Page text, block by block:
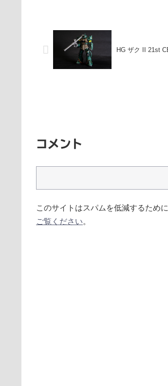
HG ザク II 21st
コメント
このサイトはスパムを低減するため
ご覧ください。